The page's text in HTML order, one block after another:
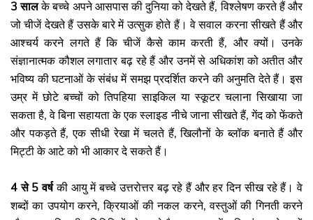
3 सालके बच्चे अपने आसपास की दुनिया को देखते हैं, विश्लेषण करते हैं और
जो चीजें देखते हैं उसके बारे में उत्सुक होते हैं। वे सवाल करना सीखते हैं और
आश्चर्य करने लगते हैं कि चीजें कैसे काम करती हैं, और क्यों। उनके
संज्ञानात्मक कौशल लगातार बढ़ रहे हैं और उनमें से अधिकांश को अतीत और
भविष्य की घटनाओं के संबंध में समझ प्रदर्शित करने की अनुमति देते हैं। इस
उम्र में छोटे बच्चों को तिपहिया साइकिल या स्कूटर चलाना सिखाया जा
सकता है, वे बिना सहायता के एक स्लाइड नीचे जाना सीखते हैं, गेंद को फेंकते
और पकड़ते हैं, एक सीधी रेखा में चलते हैं, खिलौनों के ब्लॉक बनाते हैं और
मिट्टी के आटे को भी आकार दे सकते हैं।
4 से 5 वर्षकी आयु में बच्चे उत्तरोत्तर बढ़ रहे हैं और हर दिन सीख रहे हैं। वे
शब्दों का उपयोग करने, क्रियाओं की नकल करने, वस्तुओं की गिनती करने